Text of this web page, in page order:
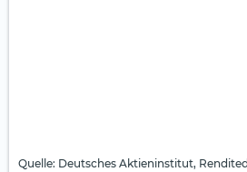
Quelle: Deutsches Aktieninstitut,